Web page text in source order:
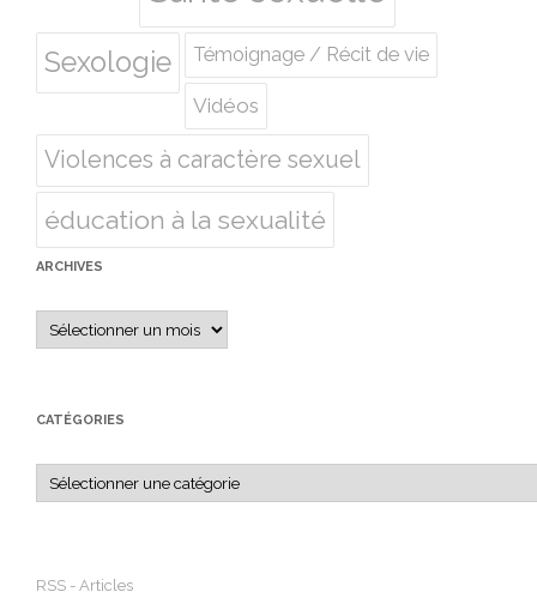
Sexologie Témoignage / Récit de vie
Vidéos
Violences à caractère sexuel
éducation à la sexualité
ARCHIVES
Archives
CATÉGORIES
Catégories
RSS - Articles